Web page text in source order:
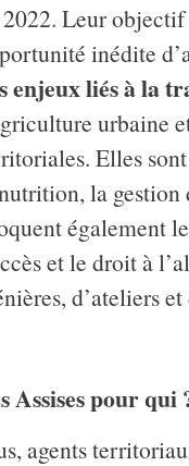
Leur objectif
inédite
enjeux liés à la
urbaine
Elles
la gestion
également
et le droit à
d’ateliers
Assises pour qui
agents